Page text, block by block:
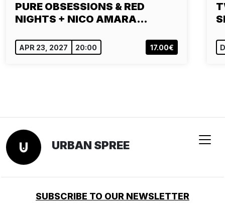
PURE OBSESSIONS & RED
NIGHTS + NICO AMARA…
APR 23, 2027 20:00 17.00€
URBAN SPREE
SUBSCRIBE TO OUR NEWSLETTER